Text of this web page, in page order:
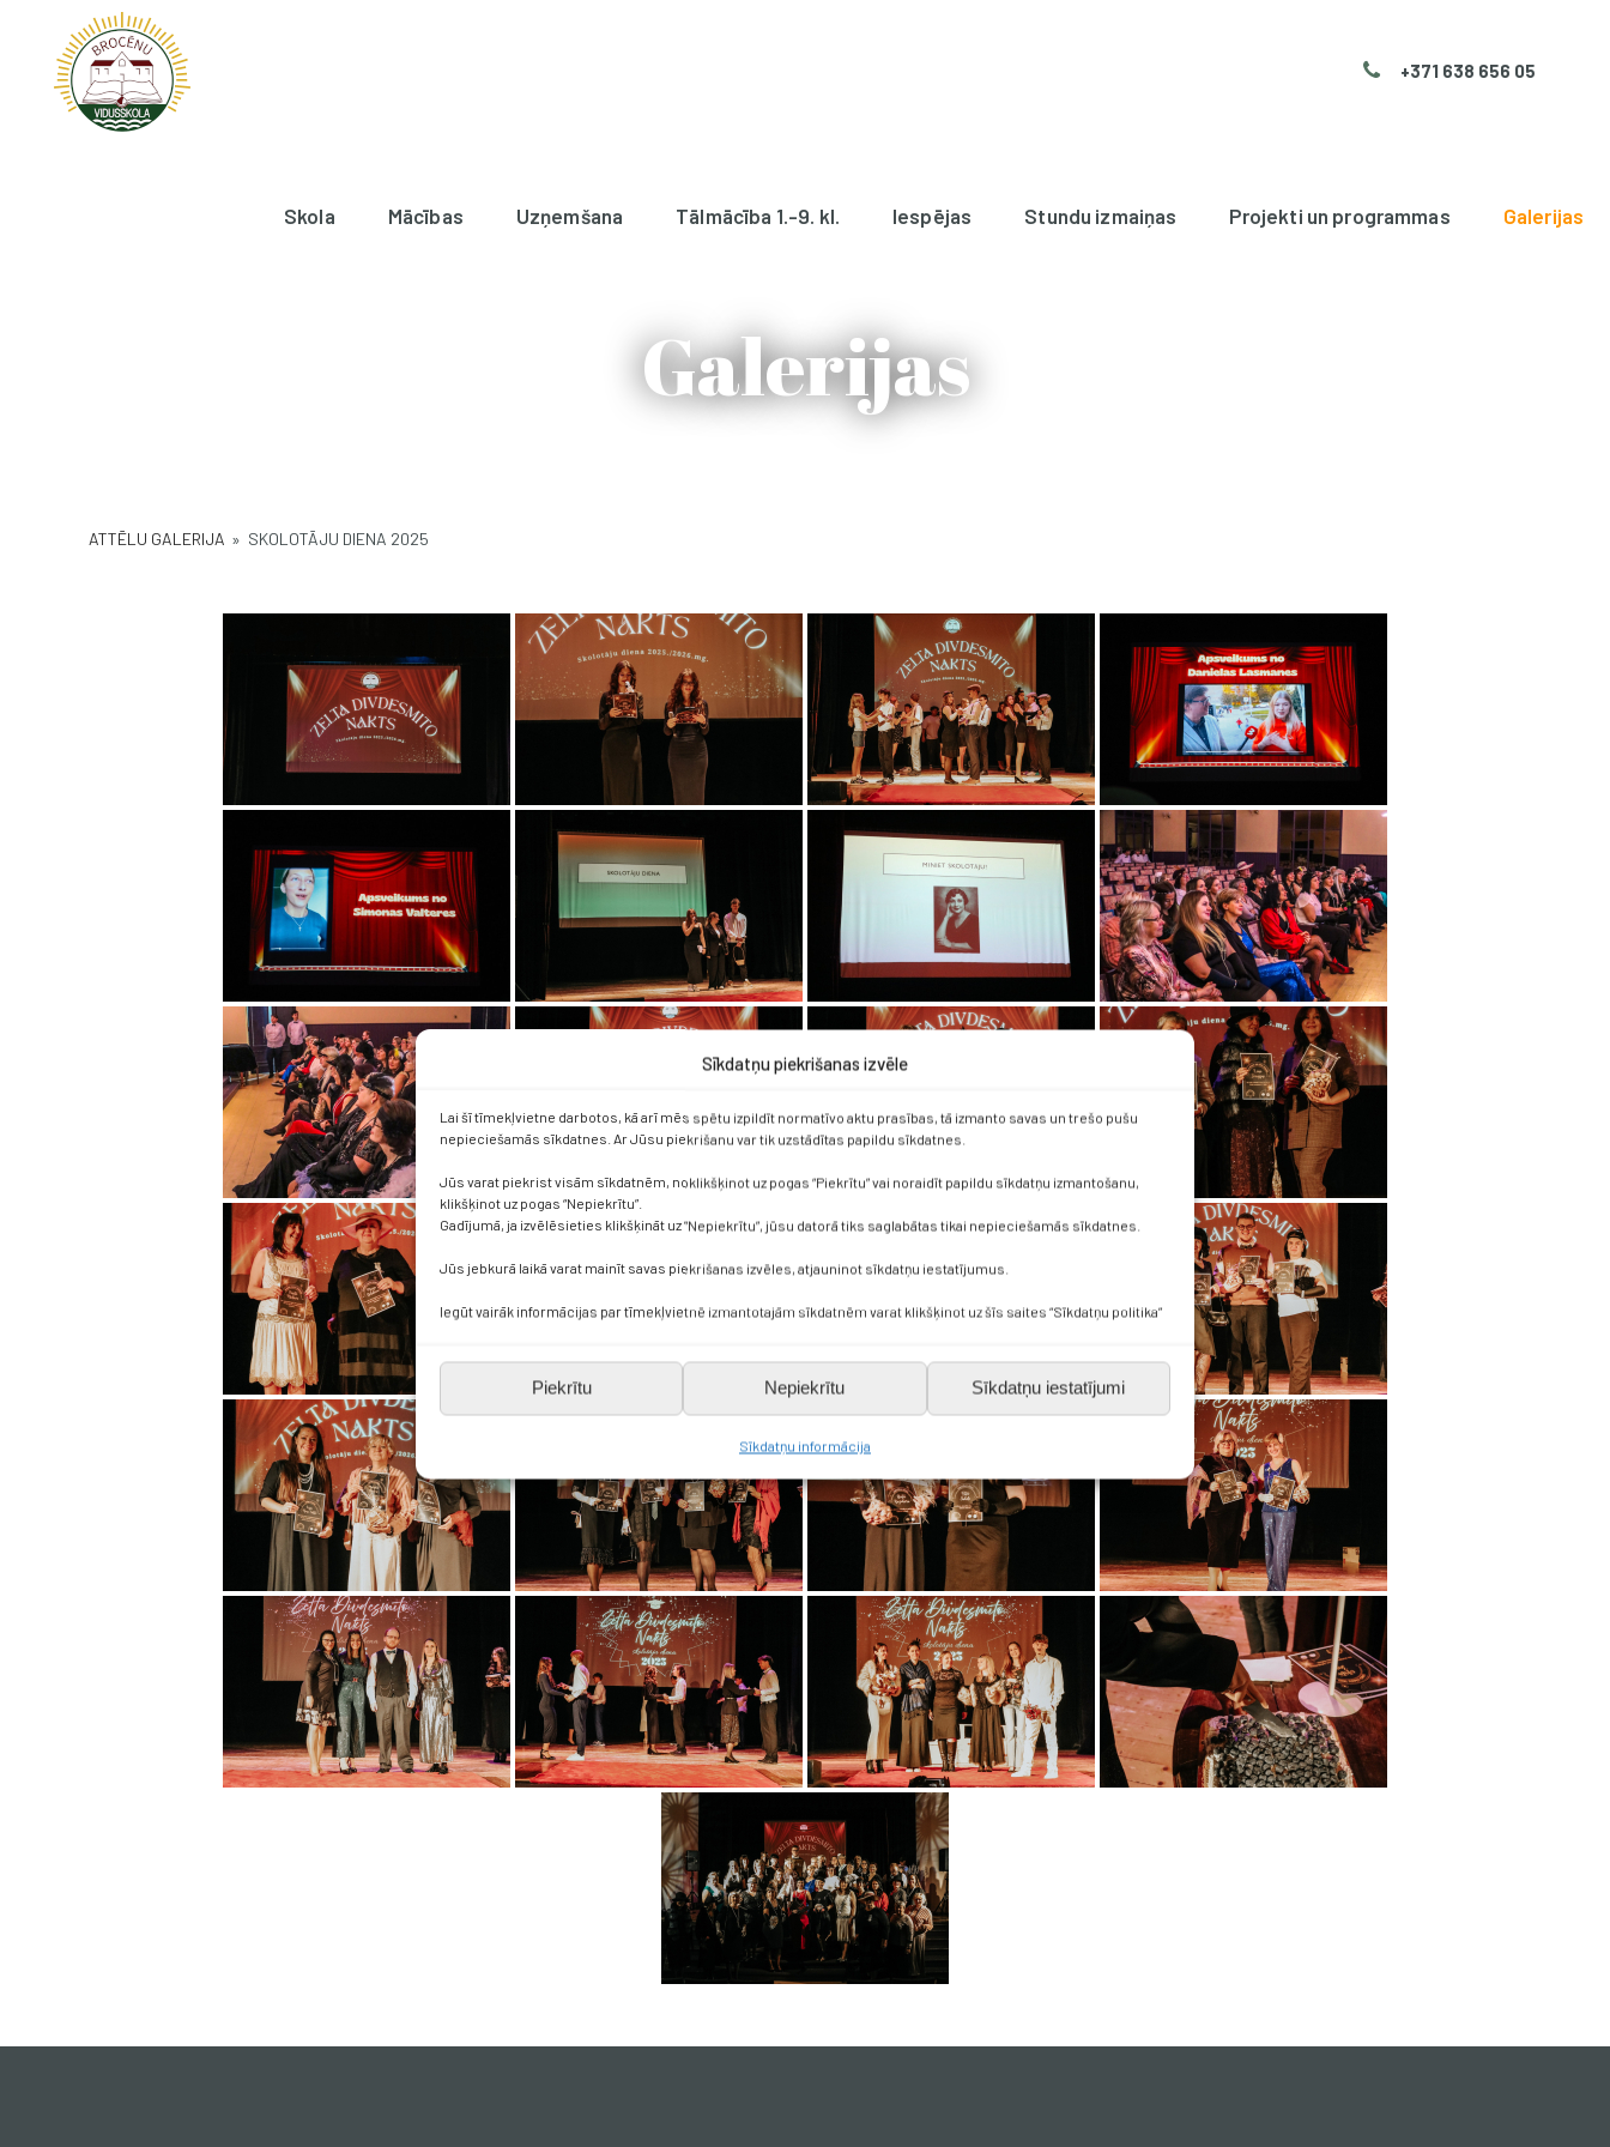
Sīkdatņu piekrišanas izvēle
Lai šī tīmekļvietne darbotos, kā arī mēs spētu izpildīt normatīvo aktu prasības, tā izmanto savas un trešo pušu
nepieciešamās sīkdatnes. Ar Jūsu piekrišanu var tik uzstādītas papildu sīkdatnes.
Jūs varat piekrist visām sīkdatnēm, noklikšķinot uz pogas “Piekrītu” vai noraidīt papildu sīkdatņu izmantošanu,
klikšķinot uz pogas “Nepiekrītu”.
Gadījumā, ja izvēlēsieties klikšķināt uz “Nepiekrītu”, jūsu datorā tiks saglabātas tikai nepieciešamās sīkdatnes.
Jūs jebkurā laikā varat mainīt savas piekrišanas izvēles, atjauninot sīkdatņu iestatījumus.
Iegūt vairāk informācijas par tīmekļvietnē izmantotajām sīkdatnēm varat klikšķinot uz šīs saites “Sīkdatņu politika”
Piekrītu Nepiekrītu Sīkdatņu iestatījumi
Sīkdatņu informācija
+371 638 656 05
Skola Mācības Uzņemšana Tālmācība 1.-9. kl. Iespējas Stundu izmaiņas Projekti un programmas Galerijas
Galerijas
ATTĒLU GALERIJA » SKOLOTĀJU DIENA 2025